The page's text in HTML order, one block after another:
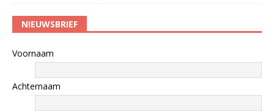
NIEUWSBRIEF
Voornaam
Achternaam